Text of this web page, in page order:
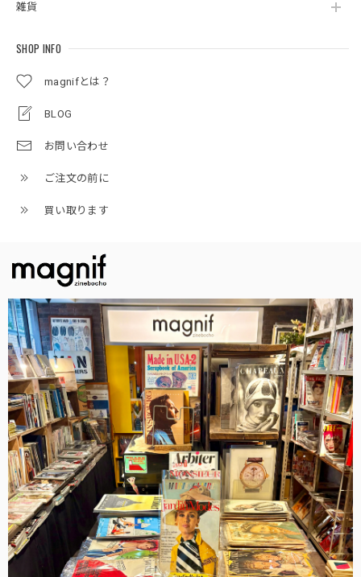
雑貨
SHOP INFO
magnifとは？
BLOG
お問い合わせ
ご注文の前に
買い取ります